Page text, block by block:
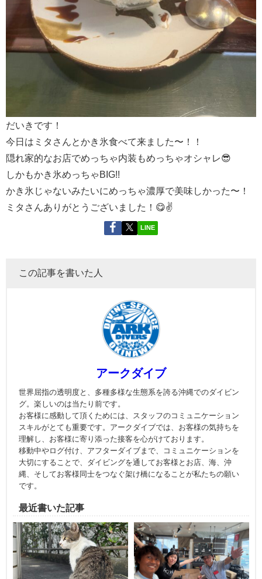
だいきです！
今日はミタさんとかき氷食べて来ました〜！！
隠れ家的なお店でめっちゃ内装もめっちゃオシャレ😎
しかもかき氷めっちゃBIG!!
かき氷じゃないみたいにめっちゃ濃厚で美味しかった〜！
ミタさんありがとうございました！😋✌️
LINE
この記事を書いた人
アークダイブ
世界屈指の透明度と、多種多様な生態系を誇る沖縄でのダイビン
グ。楽しいのは当たり前です。
お客様に感動して頂くためには、スタッフのコミュニケーション
スキルがとても重要です。アークダイブでは、お客様の気持ちを
理解し、お客様に寄り添った接客を心がけております。
移動中やログ付け、アフターダイブまで、コミュニケーションを
大切にすることで、ダイビングを通してお客様とお店、海、沖
縄、そしてお客様同士をつなぐ架け橋になることが私たちの願い
です。
最近書いた記事